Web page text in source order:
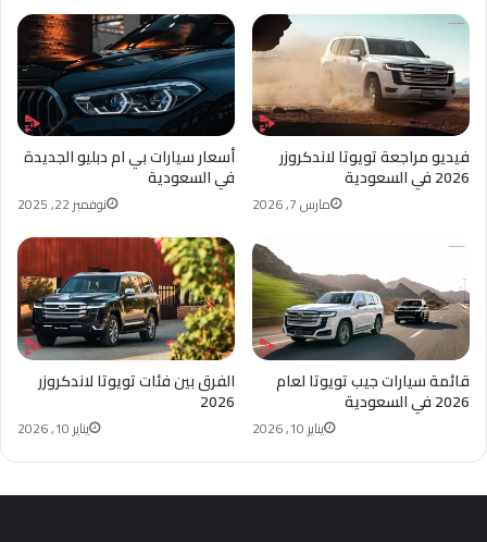
أسعار سيارات بي ام دبليو الجديدة
في السعودية
نوفمبر 22, 2025
فيديو مراجعة تويوتا لاندكروزر
2026 في السعودية
مارس 7, 2026
الفرق بين فئات تويوتا لاندكروزر
2026
يناير 10, 2026
قائمة سيارات جيب تويوتا لعام
2026 في السعودية
يناير 10, 2026